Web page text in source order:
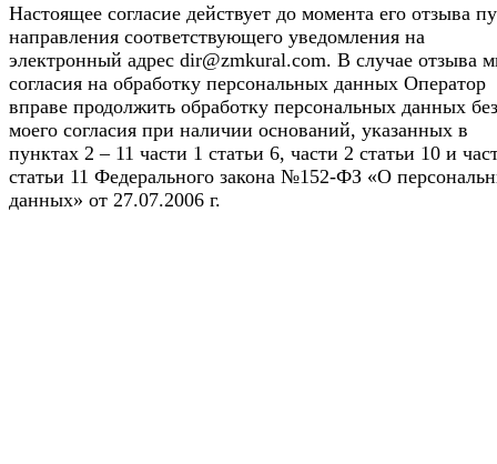
Настоящее согласие действует до момента его отзыва
направления соответствующего уведомления на
электронный адрес dir@zmkural.com. В случае отзыва
согласия на обработку персональных данных Оператор
вправе продолжить обработку персональных данных без
моего согласия при наличии оснований, указанных в
пунктах 2 – 11 части 1 статьи 6, части 2 статьи 10 и
статьи 11 Федерального закона №152-ФЗ «О
данных» от 27.07.2006 г.